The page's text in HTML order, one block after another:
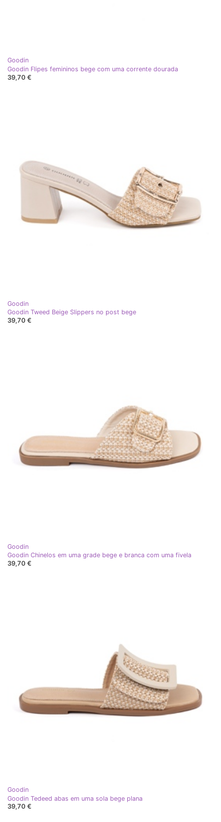
Goodin
Goodin Flipes femininos bege com uma corrente dourada
39,70 €
Goodin
Goodin Tweed Beige Slippers no post bege
39,70 €
Goodin
Goodin Chinelos em uma grade bege e branca com uma fivela
39,70 €
Goodin
Goodin Tedeed abas em uma sola bege plana
39,70 €